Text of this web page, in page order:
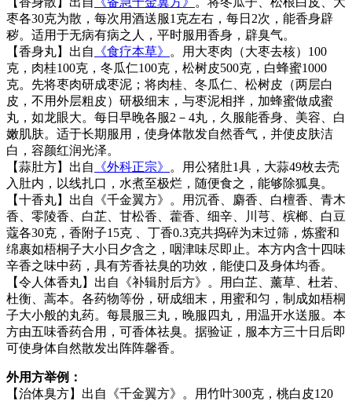
枣各30克为散，每次用酒送服1克左右，每日2次，能香身辟
秽。适用于无病有病之人，平时服用香身，辟臭气。
【香身丸】出自
《食疗本草》
。用大枣肉（大枣去核）100
克，肉桂100克，冬瓜仁100克，松树皮500克，白蜂蜜1000
克。先将枣肉研成枣泥；将肉桂、冬瓜仁、松树皮（两层白
皮，不用外层粗皮）研极细末，与枣泥相拌，加蜂蜜做成蜜
丸，如龙眼大。每日早晚各服2－4丸，久服能香身、美容、白
嫩肌肤。适于长期服用，使身体散发自然香气，并使皮肤洁
白，容颜红润光泽。
【蒜肚方】出自
《外科正宗》
。用公猪肚1具，大蒜49枚去壳
入肚内，以线扎口，水煮至极烂，随便食之，能够除狐臭。
【十香丸】出自《千金翼方》。用沉香、麝香、白檀香、青木
香、零陵香、白芷、甘松香、藿香、细辛、川芎、槟榔、白豆
蔻各30克，香附子15克 、丁香0.3克共捣碎为末过筛，炼蜜和
绵裹如梧桐子大小日夕含之，咽津味尽即止。本方内含十四味
辛香之味中药，具有芳香祛臭的功效，能使口及身体均香。
【令人体香丸】出自《补辑肘后方》。用白芷、薰草、杜若、
杜衡、蒿本。各药物等份，研成细末，用蜜和匀，制成如梧桐
子大小般的丸药。每晨服三丸，晚服四丸，用温开水送服。本
方由五味香药合用，可香体祛臭。据验证，服本方三十日后即
可使身体自然散发出阵阵馨香。
外用方举例：
【治体臭方】出自《千金翼方》。用竹叶300克，桃白皮120